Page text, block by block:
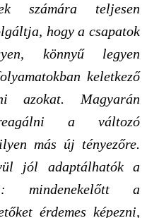
számára teljesen
hogy a csapatok
könnyű legyen
keletkező
azokat. Magyarán
a változó
más új tényezőre.
jól adaptálhatók a
mindenekelőtt a
érdemes képezni,